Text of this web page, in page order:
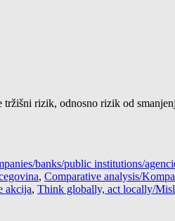
tržišni rizik, odnosno rizik od
banks/public institutions/
, Comparative analysis/
akcija, Think globally, act locally/